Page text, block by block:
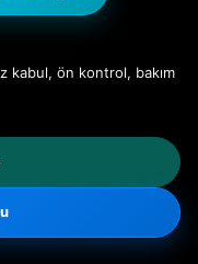
kabul, ön kontrol, bakım